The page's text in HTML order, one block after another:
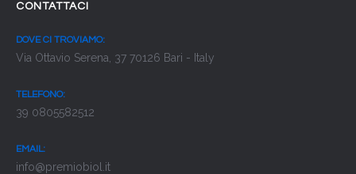
CONTATTACI
DOVE CI TROVIAMO:
Via Ottavio Serena, 37 70126 Bari - Italy
TELEFONO:
39 0805582512
EMAIL:
info@premiobiol.it